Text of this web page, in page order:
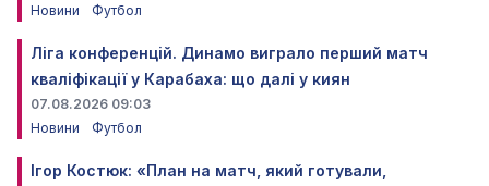
Новини
Футбол
Ліга конференцій. Динамо виграло перший матч
кваліфікації у Карабаха: що далі у киян
07.08.2026 09:03
Новини
Футбол
Ігор Костюк: «План на матч, який готували,